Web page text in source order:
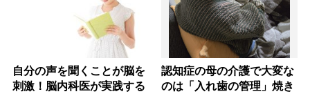
自分の声を聞くことが脳を
刺激！脳内科医が実践する
認知症の母の介護で大変な
のは「入れ歯の管理」焼き